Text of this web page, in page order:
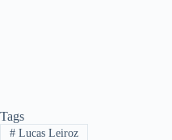
Tags
#Lucas Leiroz